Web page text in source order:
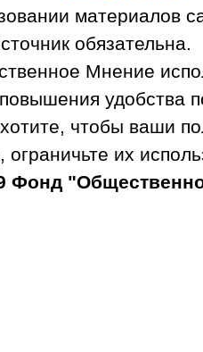
материалов
обязательна.
Мнение
удобства
чтобы ваши
ограничьте их
Фонд